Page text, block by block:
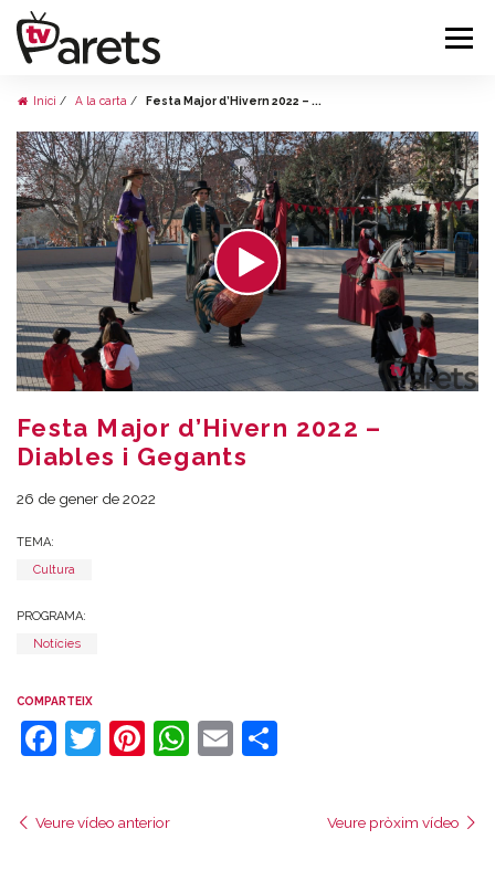
Inici A la carta Festa Major d’Hivern 2022 – ...
Festa Major d’Hivern 2022 –
Diables i Gegants
26 de gener de 2022
TEMA:
Cultura
PROGRAMA:
Notícies
COMPARTEIX
Facebook
Twitter
Pinterest
WhatsApp
Email
Veure vídeo anterior Veure pròxim vídeo